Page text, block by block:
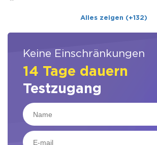
Alles zeigen (+132)
Keine Einschränkungen
14 Tage dauern
Testzugang